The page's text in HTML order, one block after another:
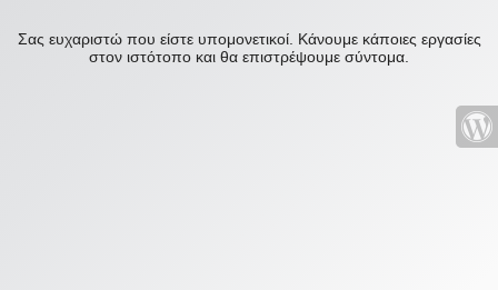
Σας ευχαριστώ που είστε υπομονετικοί. Κάνουμε κάποιες εργασίες
στον ιστότοπο και θα επιστρέψουμε σύντομα.